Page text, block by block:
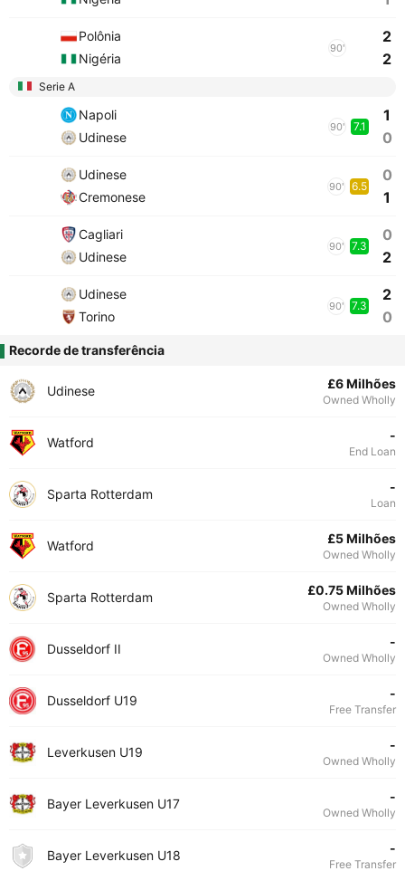
Polônia
Nigéria
90'
2
2
Serie A
Napoli
Udinese
90' 7.1
1
0
Udinese
Cremonese
90' 6.5
0
1
Cagliari
Udinese
90' 7.3
0
2
Udinese
Torino
90' 7.3
2
0
Recorde de transferência
Udinese £6 Milhões
Owned Wholly
Watford -
End Loan
Sparta Rotterdam -
Loan
Watford £5 Milhões
Owned Wholly
Sparta Rotterdam £0.75 Milhões
Owned Wholly
Dusseldorf II -
Owned Wholly
Dusseldorf U19 -
Free Transfer
Leverkusen U19 -
Owned Wholly
Bayer Leverkusen U17 -
Owned Wholly
Bayer Leverkusen U18 -
Free Transfer